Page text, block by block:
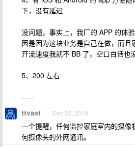
下，没有延迟
没问题，事实上，我厂的 APP 的体
因是因为这块业务是自己在做，而且
开流速度我就不 BB 了，空口白话也
5、200 左右
-----
ttvast Dec 25, 2018
一个提醒，任何监控家庭室内的摄
何摄像头的外网通讯。